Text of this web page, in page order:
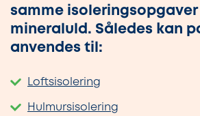
samme isoleringsopgaver
mineraluld. Således kan
anvendes til:
Loftsisolering
Hulmursisolering